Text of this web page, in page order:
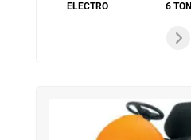
ELECTRO 6 TON